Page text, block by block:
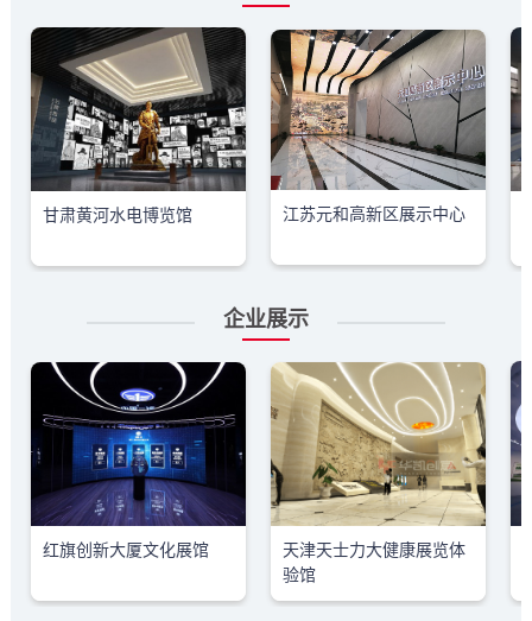
甘肃黄河水电博览馆 江苏元和高新区展示中心
企业展示
红旗创新大厦文化展馆
天津天士力大健康展览体
验馆